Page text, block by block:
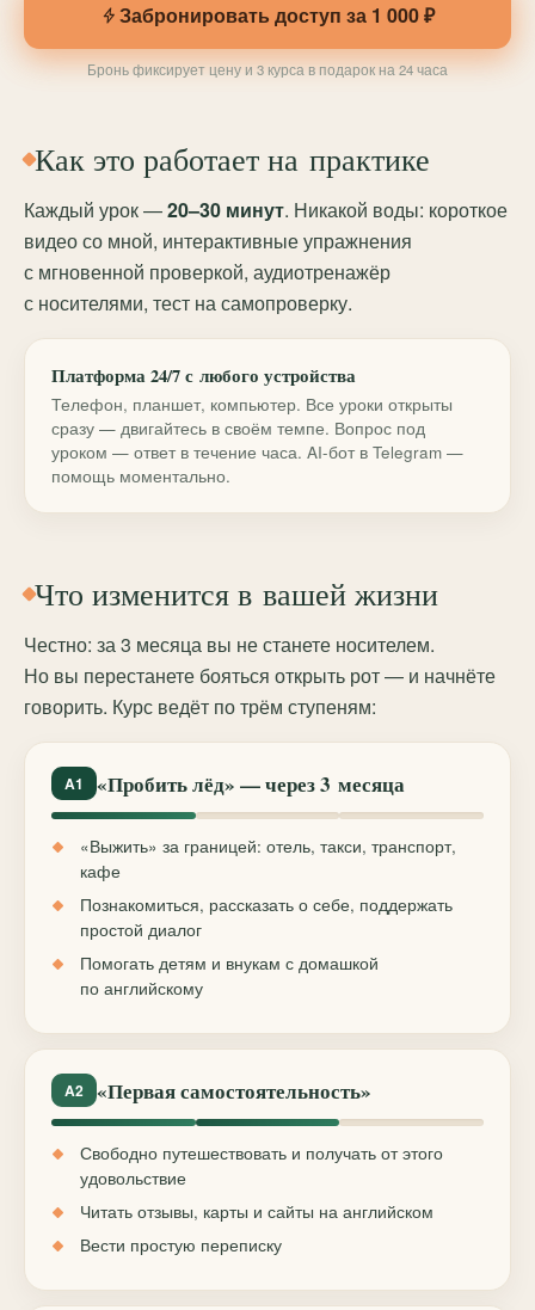
Забронировать доступ за 1 000 ₽
Бронь фиксирует цену и 3 курса в подарок на 24 часа
Как это работает на практике
Каждый урок —20–30 минут. Никакой воды: короткое
видео со мной, интерактивные упражнения
с мгновенной проверкой, аудиотренажёр
с носителями, тест на самопроверку.
Платформа 24/7 с любого устройства
Телефон, планшет, компьютер. Все уроки открыты
сразу — двигайтесь в своём темпе. Вопрос под
уроком — ответ в течение часа. AI-бот в Telegram —
помощь моментально.
Что изменится в вашей жизни
Честно: за 3 месяца вы не станете носителем.
Но вы перестанете бояться открыть рот — и начнёте
говорить. Курс ведёт по трём ступеням:
A1 «Пробить лёд» — через 3 месяца
«Выжить» за границей: отель, такси, транспорт,
кафе
Познакомиться, рассказать о себе, поддержать
простой диалог
Помогать детям и внукам с домашкой
по английскому
A2 «Первая самостоятельность»
Свободно путешествовать и получать от этого
удовольствие
Читать отзывы, карты и сайты на английском
Вести простую переписку